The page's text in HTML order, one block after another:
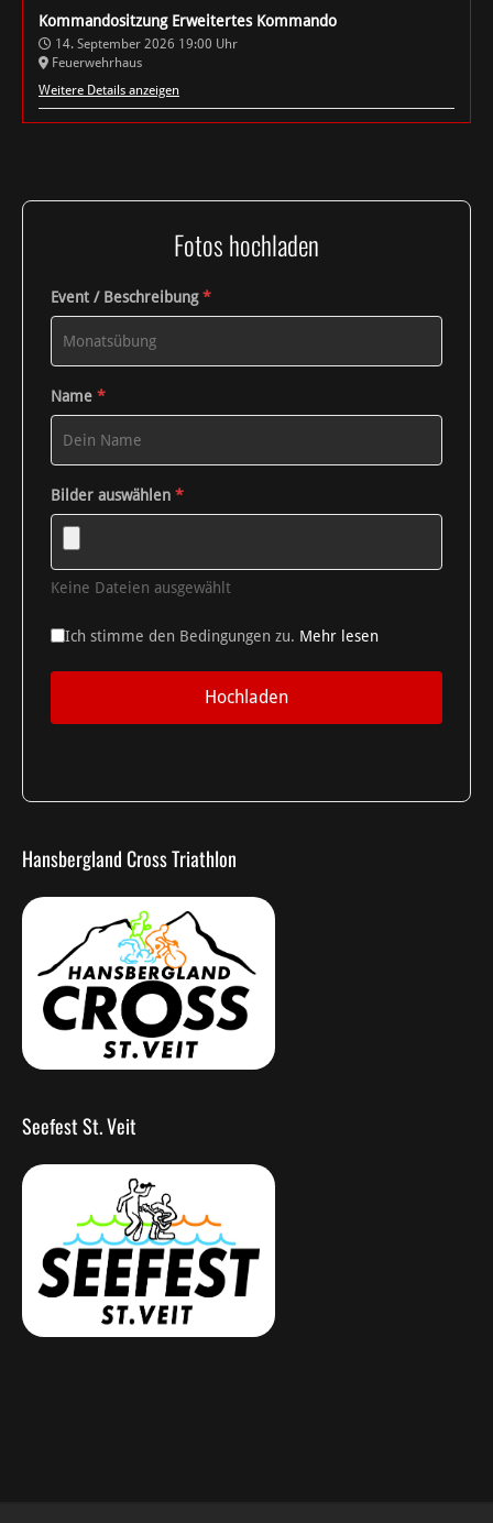
Kommandositzung Erweitertes Kommando
14. September 2026 19:00 Uhr
Feuerwehrhaus
Weitere Details anzeigen
Fotos hochladen
Event / Beschreibung*
Name *
Bilder auswählen *
Keine Dateien ausgewählt
Ich stimme den Bedingungen zu. Mehr lesen
Hochladen
Hansbergland Cross Triathlon
Seefest St. Veit